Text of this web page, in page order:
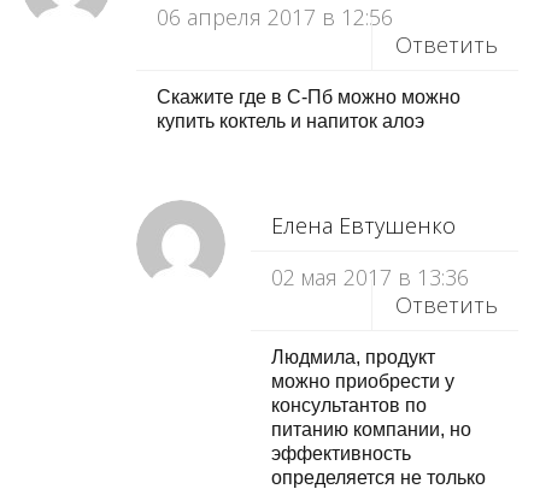
06 апреля 2017 в 12:56
Ответить
Скажите где в С-Пб можно можно
купить коктель и напиток алоэ
Елена Евтушенко
02 мая 2017 в 13:36
Ответить
Людмила, продукт
можно приобрести у
консультантов по
питанию компании, но
эффективность
определяется не только